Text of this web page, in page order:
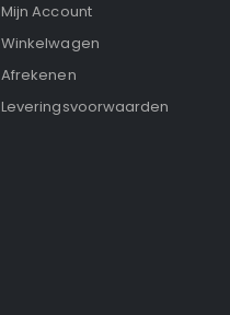
Mijn Account
Winkelwagen
Afrekenen
Leveringsvoorwaarden